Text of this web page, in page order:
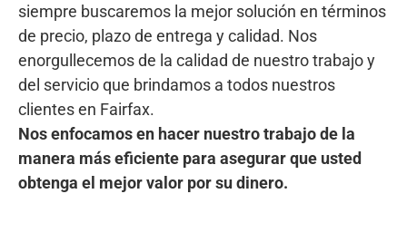
siempre buscaremos la mejor solución en términos
de precio, plazo de entrega y calidad. Nos
enorgullecemos de la calidad de nuestro trabajo y
del servicio que brindamos a todos nuestros
clientes en Fairfax.
Nos enfocamos en hacer nuestro trabajo de la
manera más eficiente para asegurar que usted
obtenga el mejor valor por su dinero.